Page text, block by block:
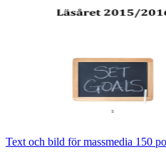
Text och bild för massmedia 150